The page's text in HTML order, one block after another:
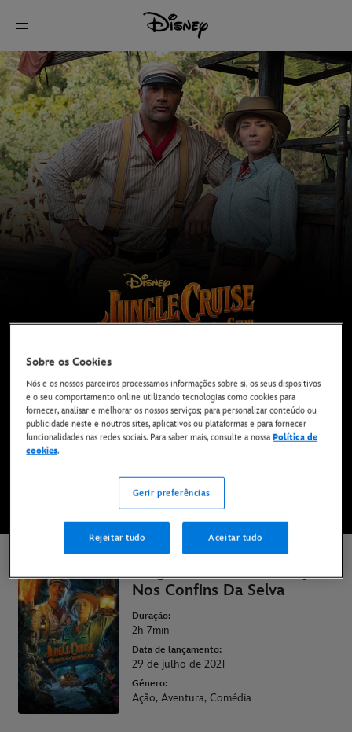
Já disponível no Disney+*
VÊ NO DISNEY+
Nos Confins Da Selva
Duração:
2h 7min
Data de lançamento:
29 de julho de 2021
Género:
Ação, Aventura, Comédia
Sobre os Cookies
Nós e os nossos parceiros processamos informações sobre si, os seus dispositivos
e o seu comportamento online utilizando tecnologias como cookies para
fornecer, analisar e melhorar os nossos serviços; para personalizar conteúdo ou
publicidade neste e noutros sites, aplicativos ou plataformas e para fornecer
funcionalidades nas redes sociais. Para saber mais, consulte a nossaPolítica de
cookies.
Gerir preferências
Rejeitar tudo Aceitar tudo